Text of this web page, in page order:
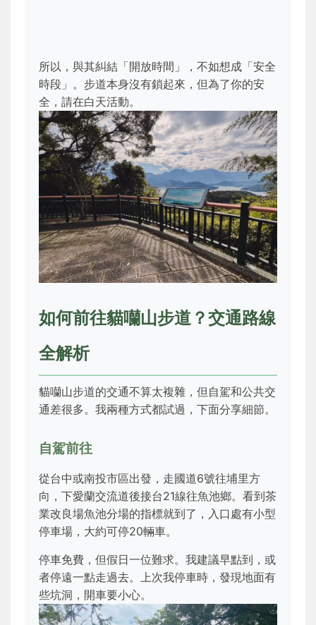
所以，與其糾結「開放時間」，不如想成「安全
時段」。步道本身沒有鎖起來，但為了你的安
全，請在白天活動。
如何前往貓囒山步道？交通路線
全解析
貓囒山步道的交通不算太複雜，但自駕和公共交
通差很多。我兩種方式都試過，下面分享細節。
自駕前往
從台中或南投市區出發，走國道6號往埔里方
向，下愛蘭交流道後接台21線往魚池鄉。看到茶
業改良場魚池分場的指標就到了，入口處有小型
停車場，大約可停20輛車。
停車免費，但假日一位難求。我建議早點到，或
者停遠一點走過去。上次我停車時，發現地面有
些坑洞，開車要小心。